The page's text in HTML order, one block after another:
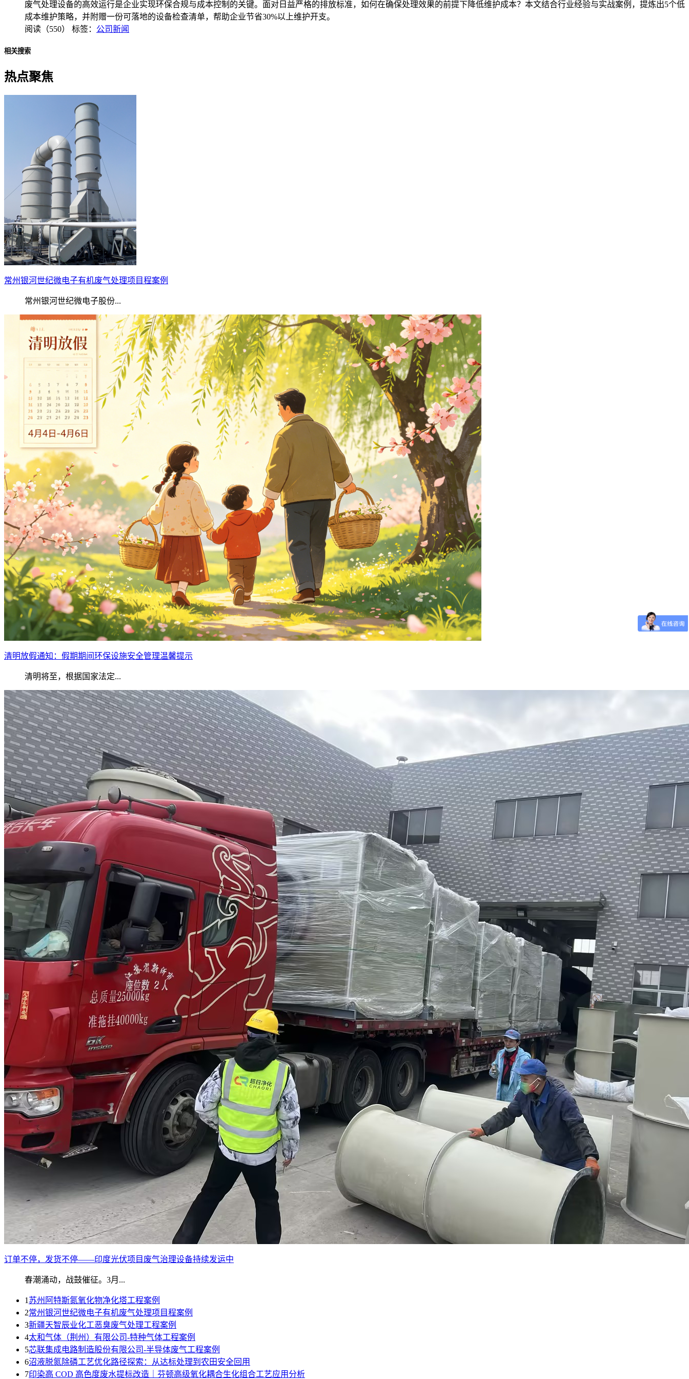
废气处理设备的高效运行是企业实现环保合规与成本控制的关键。面对日益严格的排放标准，如何在确保处理效果的前提下降低维护成本？本文结合行业经验与实战案例，提炼出5个低
成本维护策略，并附赠一份可落地的设备检查清单，帮助企业节省30%以上维护开支。
阅读（550） 标签： 公司新闻
相关搜索
热点聚焦
常州银河世纪微电子有机废气处理项目程案例
常州银河世纪微电子股份...
清明放假通知：假期期间环保设施安全管理温馨提示
清明将至，根据国家法定...
订单不停，发货不停——印度光伏项目废气治理设备持续发运中
春潮涌动，战鼓催征。3月...
1 苏州阿特斯氮氧化物净化塔工程案例
2常州银河世纪微电子有机废气处理项目程案例
3新疆天智辰业化工恶臭废气处理工程案例
4太和气体（荆州）有限公司-特种气体工程案例
5芯联集成电路制造股份有限公司-半导体废气工程案例
6沼液脱氮除磷工艺优化路径探索：从达标处理到农田安全回用
7印染高 COD 高色度废水提标改造｜芬顿高级氧化耦合生化组合工艺应用分析